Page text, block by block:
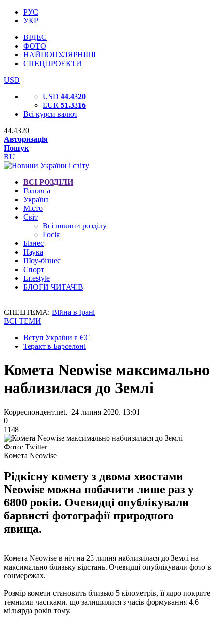
РУС
УКР
ВІДЕО
ФОТО
НАЙПОПУЛЯРНІШІ
СПЕЦПРОЕКТИ
USD
USD 44.4320
EUR 51.3316
Всі курси валют
44.4320
Авторизація
Пошук
RU
ВСІ РОЗДІЛИ
Головна
Україна
Місто
Світ
Всі новини розділу
Росія
Бізнес
Наука
Шоу-бізнес
Спорт
Lifestyle
БЛОГИ ЧИТАЧІВ
СПЕЦТЕМА: Війна в Ірані
ВСІ ТЕМИ
Вступ України в ЄС
Теракт в Барселоні
Комета Neowise максимально
наблизилася до Землі
Корреспондент.net, 24 липня 2020, 13:01
0
1148
Фото: Twitter
Комета Neowise
Рідкісну комету з двома хвостами
Neowise можна побачити лише раз у
6800 років. Очевидці опублікували
барвисті фотографії природного
явища.
Комета Neowise в ніч на 23 липня наблизилася до Землі на
максимально близьку відстань. Очевидці опублікували фото в
соцмережах.
Розмір комети становить близько 5 кілометрів, її ядро покрите
темними частками, що залишилися з часів формування 4,6
мільярда років тому.